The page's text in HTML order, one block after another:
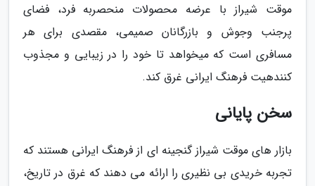
موقت شیراز با عرضه محصولات منحصربه فرد، فضای
پرجنب وجوش و بازرگانان صمیمی، مقصدی برای هر
مسافری است که میخواهد تا خود را در زیبایی و مجذوب
کنندهیت فرهنگ ایرانی غرق کند.
سخن پایانی
بازار های موقت شیراز گنجینه ای از فرهنگ ایرانی هستند که
تجربه خریدی بی نظیری را ارائه می دهند که غرق در تاریخ،